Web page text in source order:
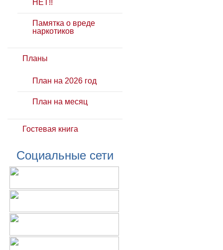
НЕТ!!
Памятка о вреде
наркотиков
Планы
План на 2026 год
План на месяц
Гостевая книга
Социальные сети